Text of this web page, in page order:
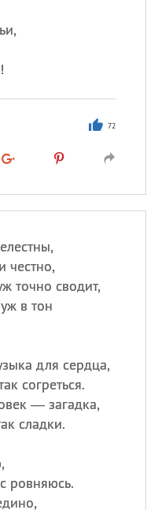
72
честно,
точно сводит,
в тон
для сердца,
согреться.
— загадка,
сладки.
ровняюсь.